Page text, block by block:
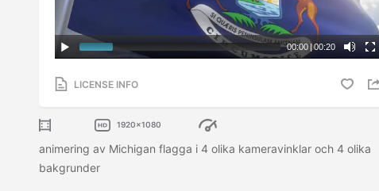
00:00 | 00:20
LICENSE INFO
1920x1080
animering av Michigan flagga i 4 olika kameravinklar och 4 olika
bakgrunder